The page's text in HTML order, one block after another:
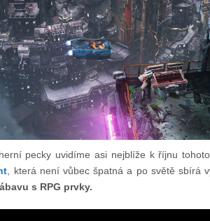
pecky uvidíme asi nejblíže k říjnu
, která není vůbec špatná a po světě sbírá
s RPG prvky.